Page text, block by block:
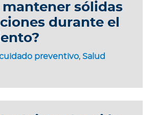
preventivo, Salud
mantener sólidas
durante el